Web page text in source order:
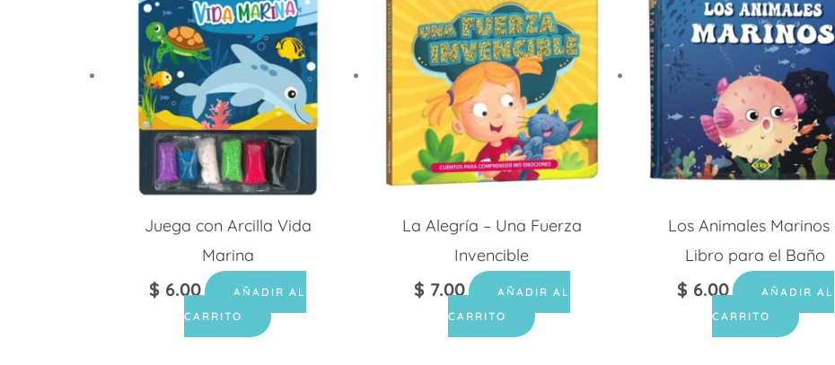
Juega con Arcilla Vida
Marina
$ 6.00
AÑADIR AL
CARRITO
La Alegría – Una Fuerza
Invencible
$ 7.00
AÑADIR AL
CARRITO
Los Animales Marinos
Libro para el Baño
$ 6.00
AÑADIR AL
CARRITO